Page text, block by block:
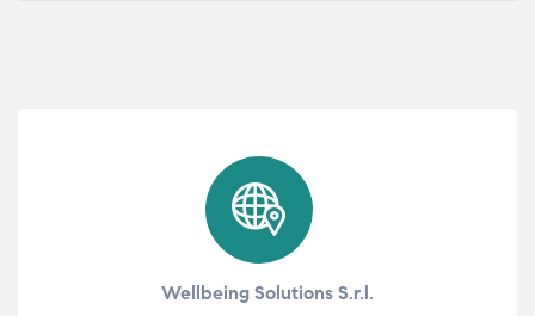
Wellbeing Solutions S.r.l.